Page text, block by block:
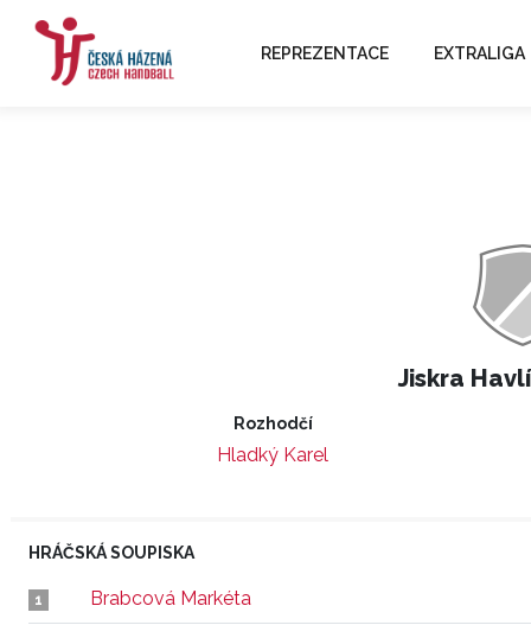
REPREZENTACE EXTRALIGA
Jiskra
Rozhodčí
Hladký Karel
HRÁČSKÁ SOUPISKA
1 Brabcová Markéta